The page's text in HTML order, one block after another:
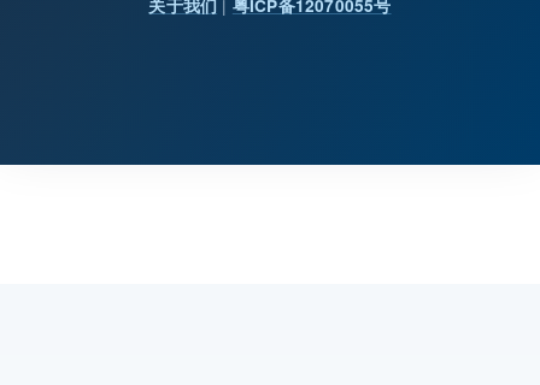
关于我们 | 粤ICP备12070055号